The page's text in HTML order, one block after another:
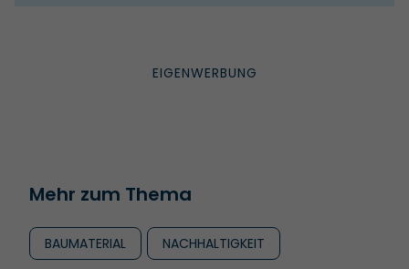
Mehr zum Thema
BAUMATERIAL NACHHALTIGKEIT